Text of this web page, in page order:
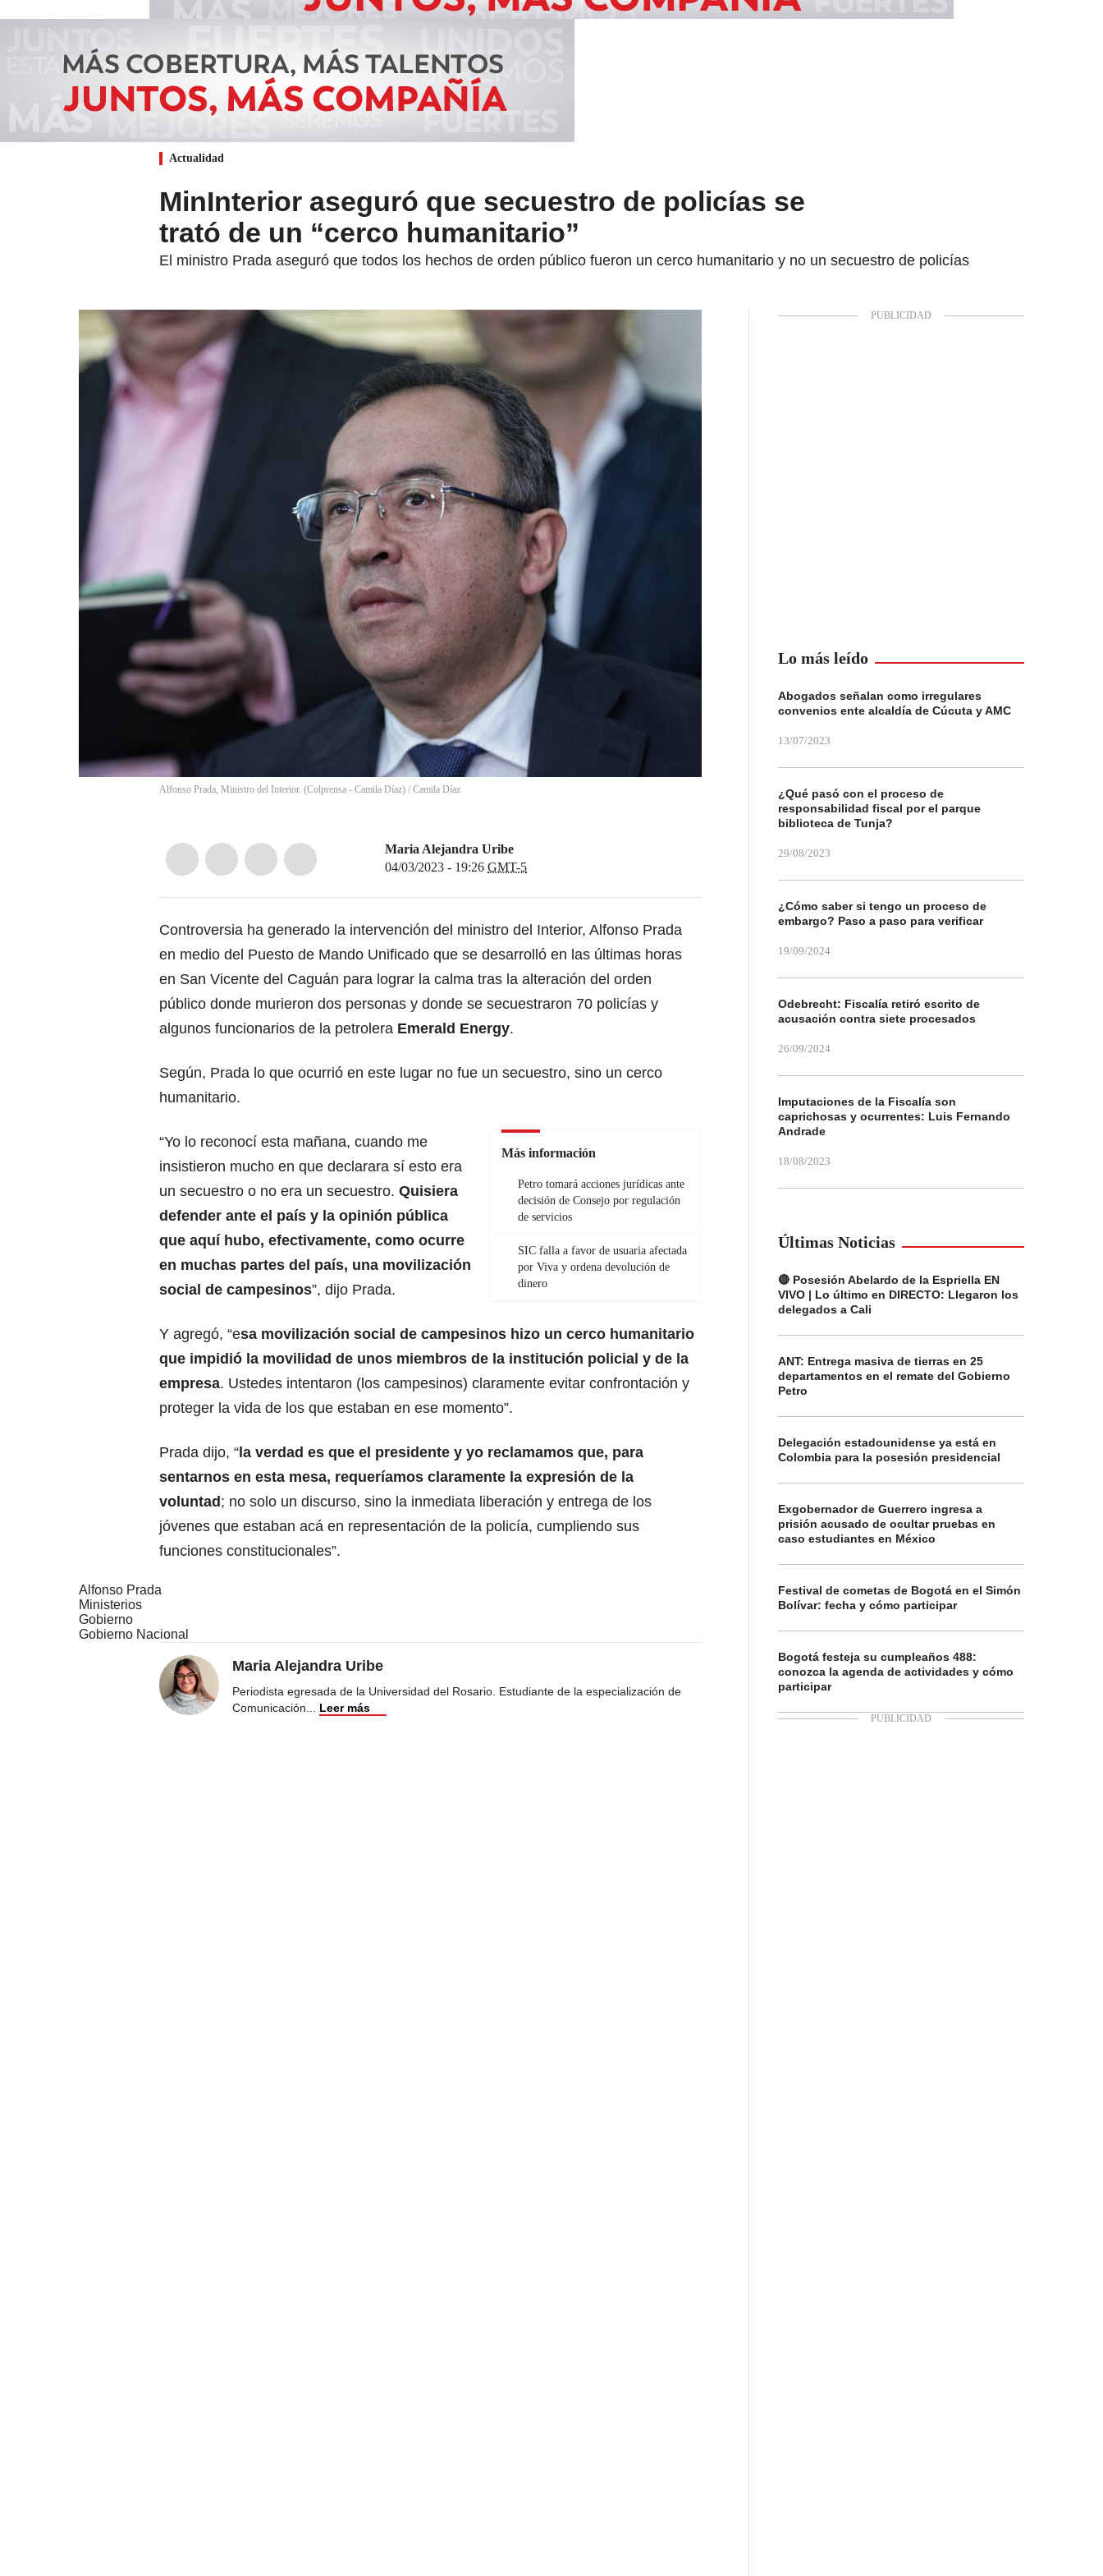
Actualidad
MinInterior aseguró que secuestro de policías se
trató de un “cerco humanitario”
El ministro Prada aseguró que todos los hechos de orden público fueron un cerco humanitario y no un secuestro de policías
Alfonso Prada, Ministro del Interior. (Colprensa - Camila Díaz) / Camila Díaz
Maria Alejandra Uribe
04/03/2023 - 19:26 GMT-5
Controversia ha generado la intervención del ministro del Interior, Alfonso Prada
en medio del Puesto de Mando Unificado que se desarrolló en las últimas horas
en San Vicente del Caguán para lograr la calma tras la alteración del orden
público donde murieron dos personas y donde se secuestraron 70 policías y
algunos funcionarios de la petrolera Emerald Energy.
Según, Prada lo que ocurrió en este lugar no fue un secuestro, sino un cerco
humanitario.
Más información
Petro tomará acciones jurídicas ante
decisión de Consejo por regulación
de servicios
SIC falla a favor de usuaria afectada
por Viva y ordena devolución de
dinero
“Yo lo reconocí esta mañana, cuando me
insistieron mucho en que declarara sí esto era
un secuestro o no era un secuestro. Quisiera
defender ante el país y la opinión pública
que aquí hubo, efectivamente, como ocurre
en muchas partes del país, una movilización
social de campesinos”, dijo Prada.
Y agregó, “esa movilización social de campesinos hizo un cerco humanitario
que impidió la movilidad de unos miembros de la institución policial y de la
empresa. Ustedes intentaron (los campesinos) claramente evitar confrontación y
proteger la vida de los que estaban en ese momento”.
Prada dijo, “ la verdad es que el presidente y yo reclamamos que, para
sentarnos en esta mesa, requeríamos claramente la expresión de la
voluntad ; no solo un discurso, sino la inmediata liberación y entrega de los
jóvenes que estaban acá en representación de la policía, cumpliendo sus
funciones constitucionales”.
Alfonso Prada
Ministerios
Gobierno
Gobierno Nacional
Maria Alejandra Uribe
Periodista egresada de la Universidad del Rosario. Estudiante de la especialización de
Comunicación... Leer más
Lo más leído
Abogados señalan como irregulares
convenios ente alcaldía de Cúcuta y AMC
13/07/2023
¿Qué pasó con el proceso de
responsabilidad fiscal por el parque
biblioteca de Tunja?
29/08/2023
¿Cómo saber si tengo un proceso de
embargo? Paso a paso para verificar
19/09/2024
Odebrecht: Fiscalía retiró escrito de
acusación contra siete procesados
26/09/2024
Imputaciones de la Fiscalía son
caprichosas y ocurrentes: Luis Fernando
Andrade
18/08/2023
Últimas Noticias
🔴 Posesión Abelardo de la Espriella EN
VIVO | Lo último en DIRECTO: Llegaron los
delegados a Cali
ANT: Entrega masiva de tierras en 25
departamentos en el remate del Gobierno
Petro
Delegación estadounidense ya está en
Colombia para la posesión presidencial
Exgobernador de Guerrero ingresa a
prisión acusado de ocultar pruebas en
caso estudiantes en México
Festival de cometas de Bogotá en el Simón
Bolívar: fecha y cómo participar
Bogotá festeja su cumpleaños 488:
conozca la agenda de actividades y cómo
participar